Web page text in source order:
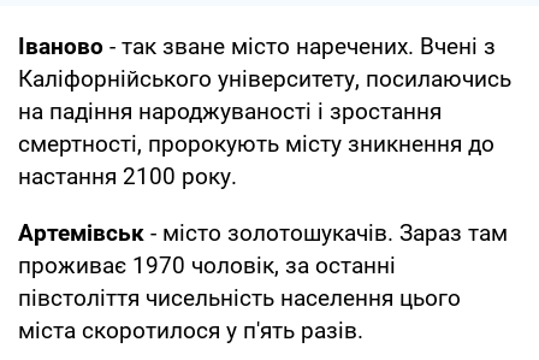
Іваново - так зване місто наречених. Вчені з
Каліфорнійського університету, посилаючись
на падіння народжуваності і зростання
смертності, пророкують місту зникнення до
настання 2100 року.
Артемівськ - місто золотошукачів. Зараз там
проживає 1970 чоловік, за останні
півстоліття чисельність населення цього
міста скоротилося у п'ять разів.